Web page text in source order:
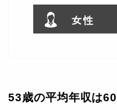
53歳の平均年収は